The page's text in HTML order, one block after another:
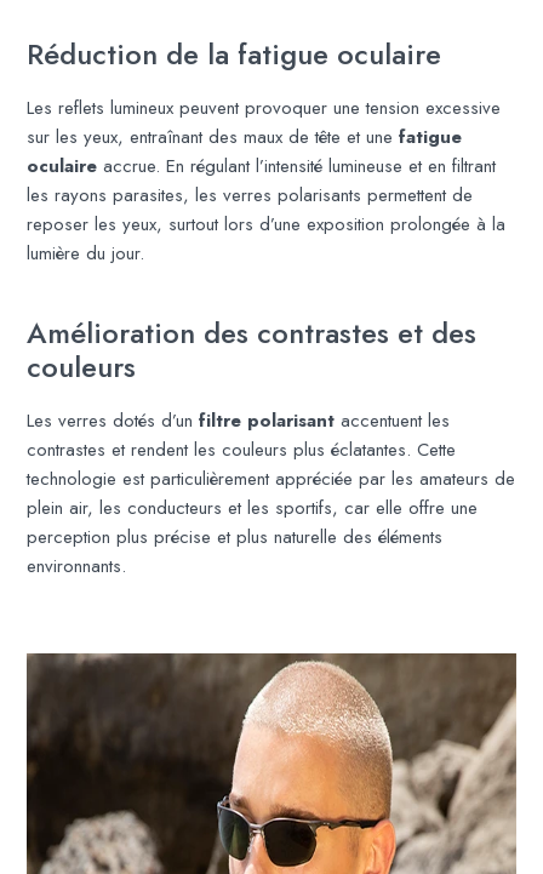
Réduction de la fatigue oculaire
Les reflets lumineux peuvent provoquer une tension excessive
sur les yeux, entraînant des maux de tête et unefatigue
oculaire accrue. En régulant l’intensité lumineuse et en filtrant
les rayons parasites, les verres polarisants permettent de
reposer les yeux, surtout lors d’une exposition prolongée à la
lumière du jour.
Amélioration des contrastes et des
couleurs
Les verres dotés d’unfiltre polarisant accentuent les
contrastes et rendent les couleurs plus éclatantes. Cette
technologie est particulièrement appréciée par les amateurs de
plein air, les conducteurs et les sportifs, car elle offre une
perception plus précise et plus naturelle des éléments
environnants.